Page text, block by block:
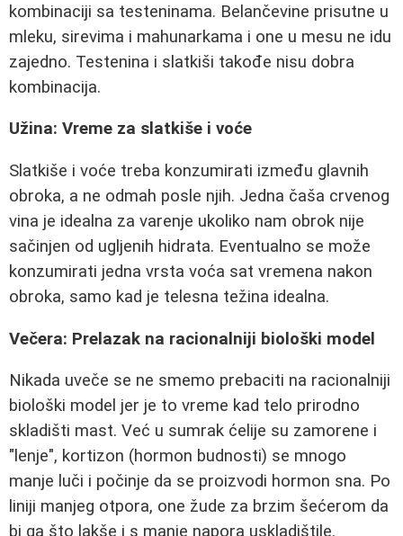
kombinaciji sa testeninama. Belančevine prisutne u
mleku, sirevima i mahunarkama i one u mesu ne idu
zajedno. Testenina i slatkiši takođe nisu dobra
kombinacija.
Užina: Vreme za slatkiše i voće
Slatkiše i voće treba konzumirati između glavnih
obroka, a ne odmah posle njih. Jedna čaša crvenog
vina je idealna za varenje ukoliko nam obrok nije
sačinjen od ugljenih hidrata. Eventualno se može
konzumirati jedna vrsta voća sat vremena nakon
obroka, samo kad je telesna težina idealna.
Večera: Prelazak na racionalniji biološki model
Nikada uveče se ne smemo prebaciti na racionalniji
biološki model jer je to vreme kad telo prirodno
skladišti mast. Već u sumrak ćelije su zamorene i
"lenje", kortizon (hormon budnosti) se mnogo
manje luči i počinje da se proizvodi hormon sna. Po
liniji manjeg otpora, one žude za brzim šećerom da
bi ga što lakše i s manje napora uskladištile.